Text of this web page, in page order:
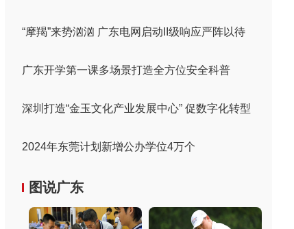
“摩羯”来势汹汹 广东电网启动II级响应严阵以待
广东开学第一课多场景打造全方位安全科普
深圳打造“金玉文化产业发展中心” 促数字化转型
2024年东莞计划新增公办学位4万个
图说广东